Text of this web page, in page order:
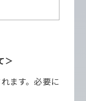
＞
ます。必要に